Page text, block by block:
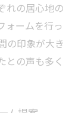
れの居心地の
ォームを行っ
の印象が大き
との声も多く